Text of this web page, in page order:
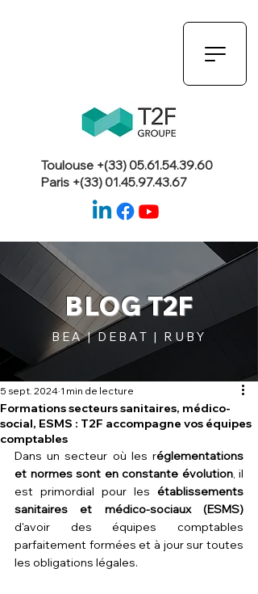
Toulouse +(33)05.61.54.39.60
Paris +(33)01.45.97.43.67
BLOG T2F
BEA | DEBAT | RUBY
Formations secteurs sanitaires, médico-
social, ESMS : T2F accompagne vos équipes
comptables
5 sept. 2024 1 min de lecture
Dans un secteur où les réglementations
et normes sont en constante évolution, il
est primordial pour les établissements
sanitaires et médico-sociaux (ESMS)
d'avoir des équipes comptables
parfaitement formées et à jour sur toutes
les obligations légales.